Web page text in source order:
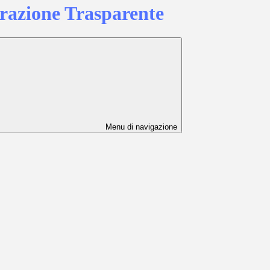
Trasparente
Menu di navigazione